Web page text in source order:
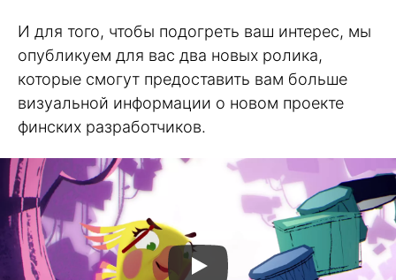
И для того, чтобы подогреть ваш интерес, мы
опубликуем для вас два новых ролика,
которые смогут предоставить вам больше
визуальной информации о новом проекте
финских разработчиков.